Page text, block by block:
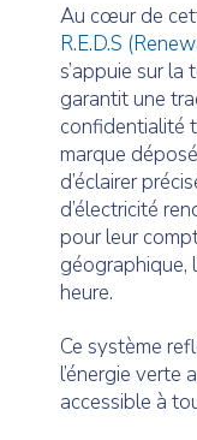
Au cœur de
R.E.D.S
s’appuie sur
garantit une
confidentialité
marque
d’éclairer
d’électricité
pour leur
géographique,
heure.
Ce système
l’énergie verte
accessible à